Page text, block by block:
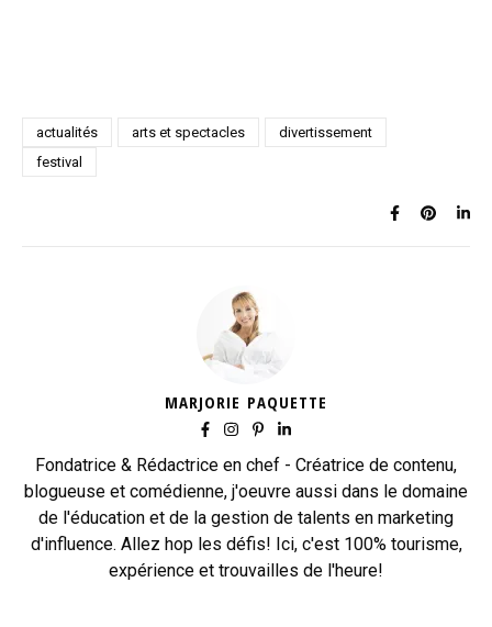
actualités arts et spectacles
divertissement
festival
MARJORIE PAQUETTE
Fondatrice & Rédactrice en chef - Créatrice de contenu,
blogueuse et comédienne, j'oeuvre aussi dans le domaine
de l'éducation et de la gestion de talents en marketing
d'influence. Allez hop les défis! Ici, c'est 100% tourisme,
expérience et trouvailles de l'heure!